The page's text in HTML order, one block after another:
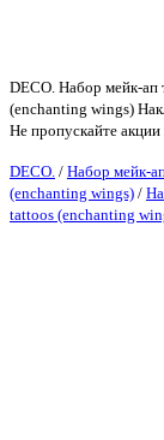
DECO. Набор мейк-ап
(enchanting wings)
Не пропускайте
DECO. / Набор мейк-
(enchanting wings) /
tattoos (enchanting